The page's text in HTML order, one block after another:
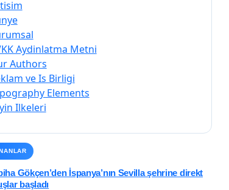
Aydinlatma Metni
Authors
ve Is Birligi
Elements
Ilkeleri
Gökçen’den İspanya’nın Sevilla şehrine direkt
başladı